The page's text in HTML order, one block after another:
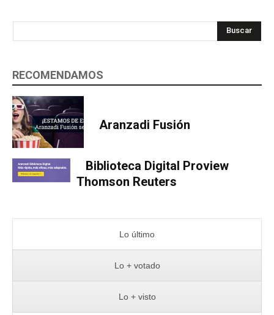
Buscar
RECOMENDAMOS
Aranzadi Fusión
Biblioteca Digital Proview
Thomson Reuters
Lo último
Lo + votado
Lo + visto